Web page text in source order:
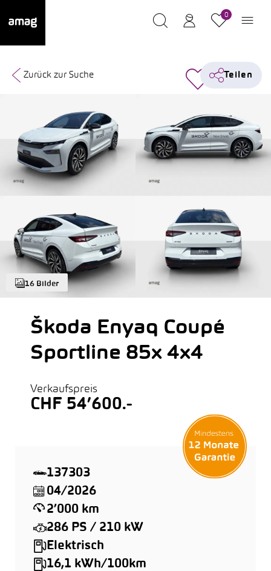
0
16 Bilder
Zurück zur Suche Teilen
Škoda Enyaq Coupé
Sportline 85x 4x4
Verkaufspreis
CHF 54’600.-
137303
04/2026
2’000 km
286 PS / 210 kW
Elektrisch
16,1 kWh/100km